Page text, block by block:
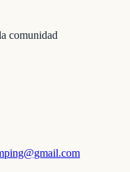
comunidad